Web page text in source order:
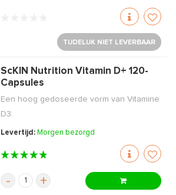
TIJDELIJK NIET LEVERBAAR
ScKIN Nutrition Vitamin D+ 120-
Capsules
Een hoog gedoseerde vorm van Vitamine
D3.
Levertijd: Morgen bezorgd
- +